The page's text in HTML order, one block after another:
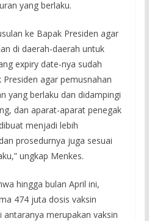
yang berlaku.
ke Bapak Presiden agar
di daerah-daerah untuk
expiry date-nya sudah
agar pemusnahan
yang berlaku dan didampingi
dan aparat-aparat penegak
menjadi lebih
prosedurnya juga sesuai
ungkap Menkes.
hingga bulan April ini,
474 juta dosis vaksin
merupakan vaksin